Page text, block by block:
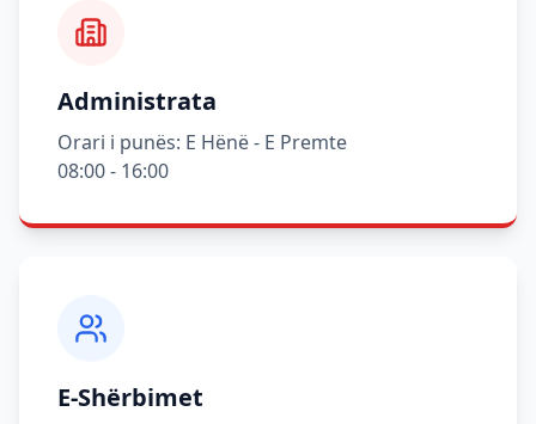
Administrata
Orari i punës: E Hënë - E Premte
08:00 - 16:00
E-Shërbimet